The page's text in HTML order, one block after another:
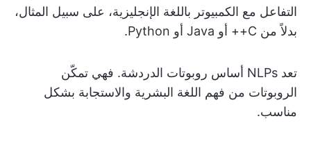
التفاعل مع الكمبيوتر باللغة الإنجليزية، على سبيل المثال،
بدلاً من C++ أو Java أو Python.
تعد NLPs أساس روبوتات الدردشة. فهي تمكّن
الروبوتات من فهم اللغة البشرية والاستجابة بشكل
مناسب.